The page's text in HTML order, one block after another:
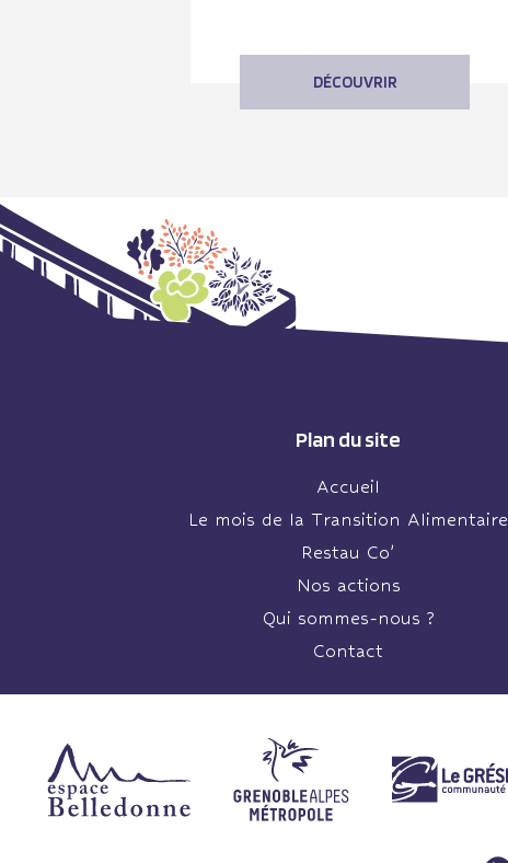
DÉCOUVRIR
Plan du site
Accueil
Le mois de la Transition Alimentaire
Restau Co’
Nos actions
Qui sommes-nous ?
Contact